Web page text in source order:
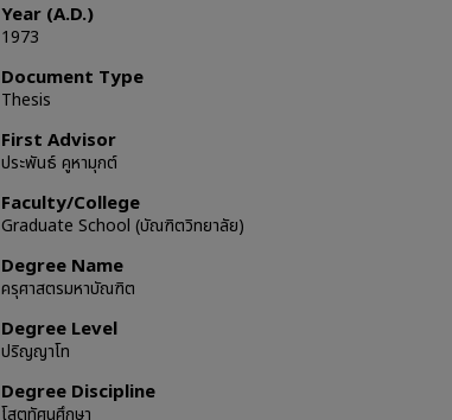
Year (A.D.)
1973
Document Type
Thesis
First Advisor
ประพันธ์ คูหามุกต์
Faculty/College
Graduate School (บัณฑิตวิทยาลัย)
Degree Name
ครุศาสตรมหาบัณฑิต
Degree Level
ปริญญาโท
Degree Discipline
โสตทัศนศึกษา